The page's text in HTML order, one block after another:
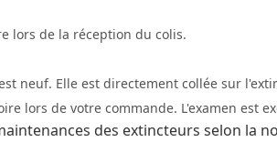
lors de la réception du colis.
neuf. Elle est directement collée sur
lors de votre commande. L'examen est
des extincteurs selon la